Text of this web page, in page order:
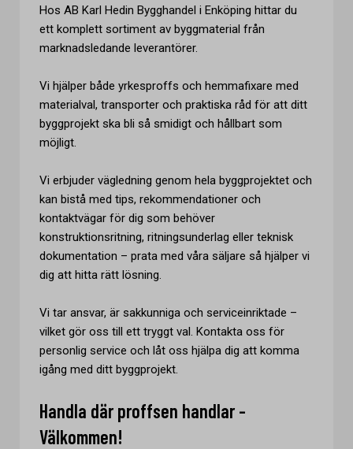
Hos AB Karl Hedin Bygghandel i Enköping hittar du
ett komplett sortiment av byggmaterial från
marknadsledande leverantörer.
Vi hjälper både yrkesproffs och hemmafixare med
materialval, transporter och praktiska råd för att ditt
byggprojekt ska bli så smidigt och hållbart som
möjligt.
Vi erbjuder vägledning genom hela byggprojektet och
kan bistå med tips, rekommendationer och
kontaktvägar för dig som behöver
konstruktionsritning, ritningsunderlag eller teknisk
dokumentation – prata med våra säljare så hjälper vi
dig att hitta rätt lösning.
Vi tar ansvar, är sakkunniga och serviceinriktade –
vilket gör oss till ett tryggt val. Kontakta oss för
personlig service och låt oss hjälpa dig att komma
igång med ditt byggprojekt.
Handla där proffsen handlar -
Välkommen!